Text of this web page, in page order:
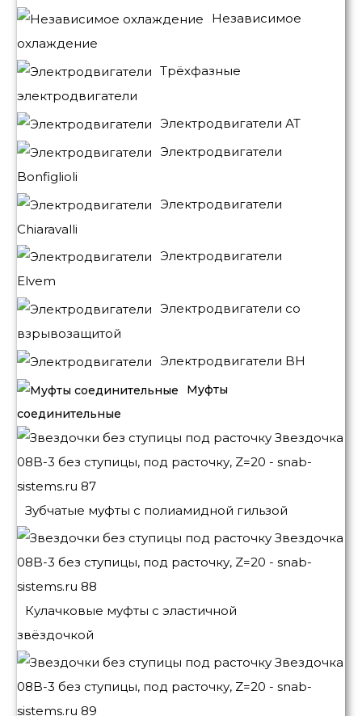
Независимое
охлаждение
Трёхфазные
электродвигатели
Электродвигатели АТ
Электродвигатели
Bonfiglioli
Электродвигатели
Chiaravalli
Электродвигатели
Elvem
Электродвигатели со
взрывозащитой
Электродвигатели BH
Муфты
соединительные
Зубчатые муфты с полиамидной гильзой
Кулачковые муфты с эластичной
звёздочкой